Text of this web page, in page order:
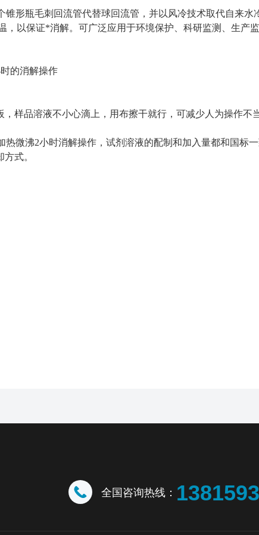
形瓶毛刺回流管代替球回流管，并以风冷技术取代自来水
以保证*消解。可广泛应用于环境保护、科研监测、生产
的消解操作
样品溶液不小心滴上，用布擦干就行，可减少人为操作不
热微沸2小时消解操作，试剂溶液的配制和加入量都和国标
式。
全国咨询热线：